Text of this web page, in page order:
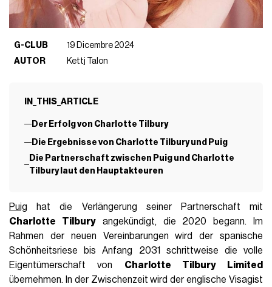
G-CLUB
19 Dicembre 2024
AUTOR
Kettj Talon
IN_THIS_ARTICLE
Der Erfolg von Charlotte Tilbury
Die Ergebnisse von Charlotte Tilbury und Puig
Die Partnerschaft zwischen Puig und Charlotte
Tilbury laut den Hauptakteuren
Puig hat die Verlängerung seiner Partnerschaft mit
Charlotte Tilburyangekündigt, die 2020 begann. Im
Rahmen der neuen Vereinbarungen wird der spanische
Schönheitsriese bis Anfang 2031 schrittweise die volle
Eigentümerschaft von Charlotte Tilbury Limited
übernehmen. In der Zwischenzeit wird der englische Visagist